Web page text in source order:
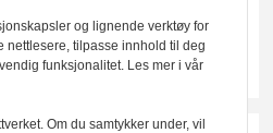
og lignende verktøy for
nettlesere, tilpasse innhold til deg
funksjonalitet. Les mer i vår
Om du samtykker under, vil